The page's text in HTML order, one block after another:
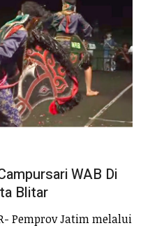
WAB Di
Blitar
Pemprov Jatim melalui